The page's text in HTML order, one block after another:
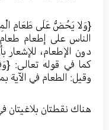
{وَلا يَحُضُّ عَلَى طَعَامِ
الناس على إطعام
دون الإطعام، للإشعار
كما في قوله تعالى:
وقيل: الطعام في الآية
هناك نقطتان بلاغيتان